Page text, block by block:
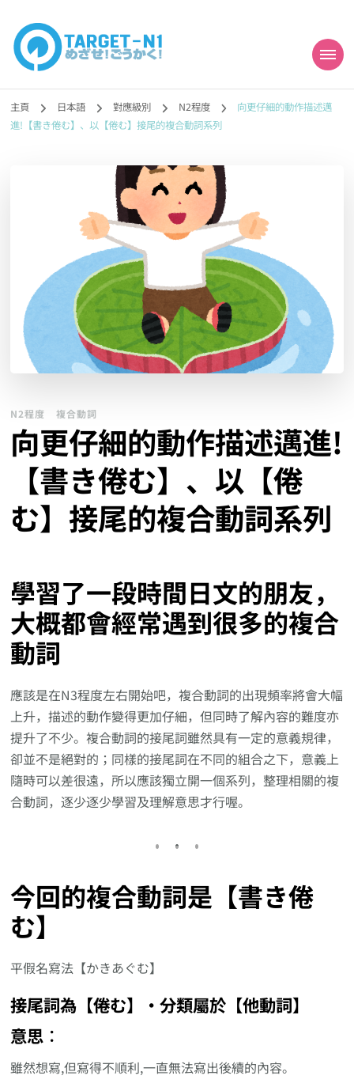
目標!!日本語能力試
N1合格
勉強コンテンツも追加予定!!】
主頁 日本語 對應級別 N2程度
向更仔細的動作描述邁
進!【書き倦む】、以【倦む】接尾的複合動詞系列
N2程度 複合動詞
向更仔細的動作描述邁進!
【書き倦む】、以【倦
む】接尾的複合動詞系列
學習了一段時間日文的朋友，
大概都會經常遇到很多的複合
動詞
應該是在N3程度左右開始吧，複合動詞的出現頻率將會大幅
上升，描述的動作變得更加仔細，但同時了解內容的難度亦
提升了不少。複合動詞的接尾詞雖然具有一定的意義規律，
卻並不是絕對的；同樣的接尾詞在不同的組合之下，意義上
隨時可以差很遠，所以應該獨立開一個系列，整理相關的複
合動詞，逐少逐少學習及理解意思才行喔。
今回的複合動詞是【書き倦
む】
平假名寫法【かきあぐむ】
接尾詞為【倦む】‧分類屬於【他動詞】
意思︰
雖然想寫,但寫得不順利,一直無法寫出後續的內容。